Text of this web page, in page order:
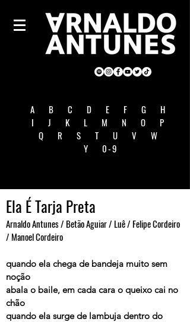
A B C D E F G
H
I
J K L M N O
P
Q
R S T U V
W
Y
0-9
Ela É Tarja Preta
Arnaldo Antunes / Betão Aguiar / Luê / Felipe Cordeiro
/ Manoel Cordeiro
quando ela chega de bandeja muito sem
noção
abala o baile, em cada cara o queixo cai no
chão
quando ela surge de lambuja dentro do